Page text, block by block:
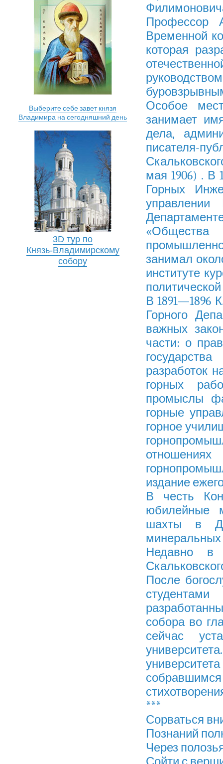
Выберите себе завет князя
Владимира на сегодняшний день
3D тур по
Князь-Владимирскому
собору
Профессор
Временной
которая
Особое
занимает
дела,
писателя-
мая 1906) . В
Горных
«
занимал
институте
В 1891—1896
Горного
важных
части: о
разработок
горных
промыслы
горные
горное
издание
В честь
юбилейные
шахты в
минеральных
Недавно в
После
собора во
сейчас
***
Сорваться
Познаний
Через